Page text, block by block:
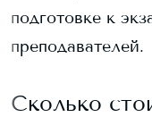
подготовке к
преподавателей.
Сколько